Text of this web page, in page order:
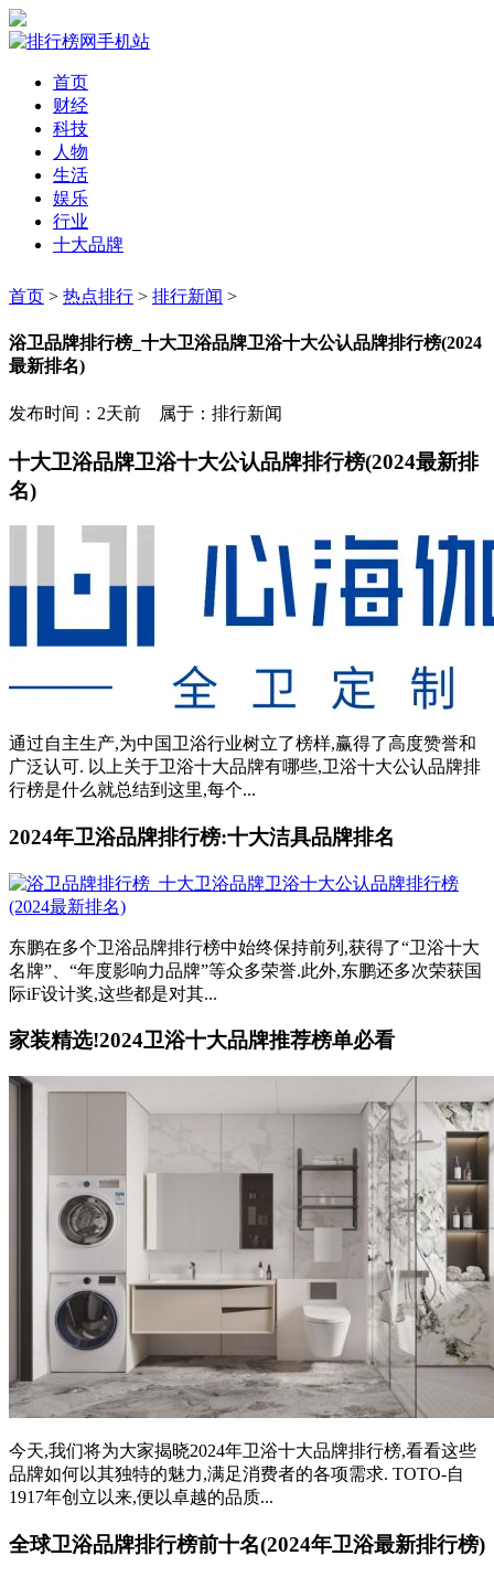
首页
财经
科技
人物
生活
娱乐
行业
十大品牌
首页 > 热点排行 > 排行新闻 >
浴卫品牌排行榜_十大卫浴品牌卫浴十大公认品牌排行榜(2024
最新排名)
发布时间：2天前 属于：排行新闻
十大卫浴品牌卫浴十大公认品牌排行榜(2024最新排
名)
通过自主生产,为中国卫浴行业树立了榜样,赢得了高度赞誉和
广泛认可. 以上关于卫浴十大品牌有哪些,卫浴十大公认品牌排
行榜是什么就总结到这里,每个...
2024年卫浴品牌排行榜:十大洁具品牌排名
东鹏在多个卫浴品牌排行榜中始终保持前列,获得了“卫浴十大
名牌”、“年度影响力品牌”等众多荣誉.此外,东鹏还多次荣获国
际iF设计奖,这些都是对其...
家装精选!2024卫浴十大品牌推荐榜单必看
今天,我们将为大家揭晓2024年卫浴十大品牌排行榜,看看这些
品牌如何以其独特的魅力,满足消费者的各项需求. TOTO-自
1917年创立以来,便以卓越的品质...
全球卫浴品牌排行榜前十名(2024年卫浴最新排行榜)